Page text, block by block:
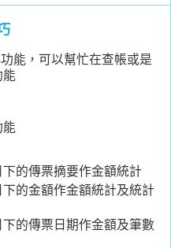
能，可以幫忙在查帳或是
能
能
的傳票摘要作金額統計
的金額作金額統計及統計
的傳票日期作金額及筆數